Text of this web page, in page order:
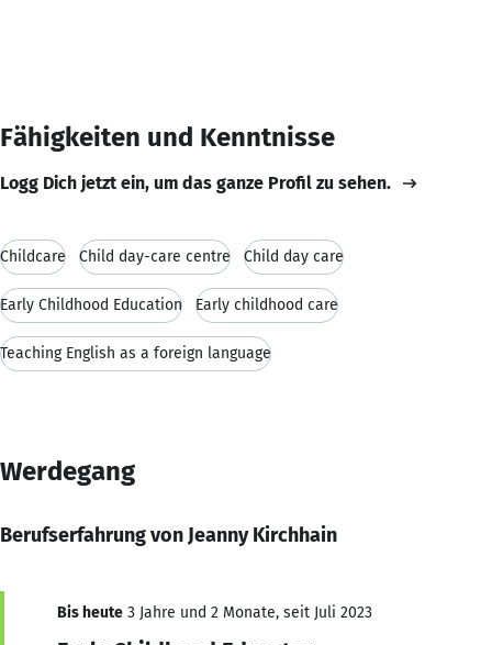
Fähigkeiten und Kenntnisse
Logg Dich jetzt ein, um das ganze Profil zu sehen.
Childcare Child day-care centre Child day care
Early Childhood Education Early childhood care
Teaching English as a foreign language
Werdegang
Berufserfahrung von Jeanny Kirchhain
Bis heute 3 Jahre und 2 Monate, seit Juli 2023